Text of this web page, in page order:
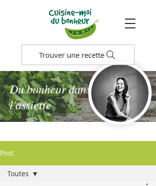
Trouver une recette
Du bonheur dans
l'assiette
Post
Toutes